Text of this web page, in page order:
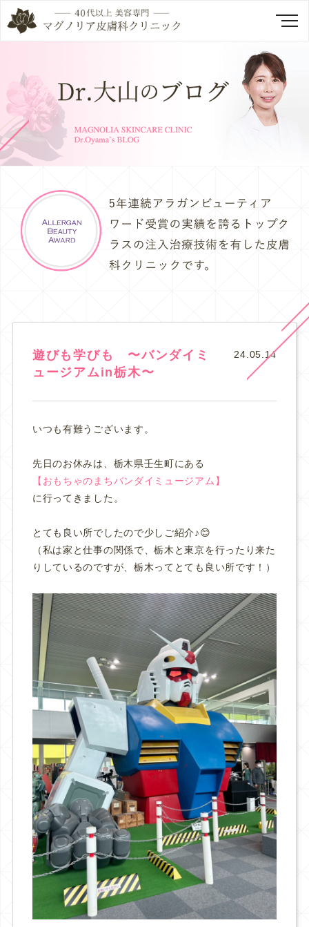
遊びも学びも 〜バンダイミ
ュージアムin栃木〜
24.05.14
いつも有難うございます。
先日のお休みは、栃木県壬生町にある
【おもちゃのまちバンダイミュージアム】
に行ってきました。
とても良い所でしたので少しご紹介♪😊
（私は家と仕事の関係で、栃木と東京を行ったり来た
りしているのですが、栃木ってとても良い所です！）